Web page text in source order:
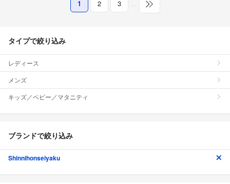
1 2 3 …
タイプで絞り込み
レディース
メンズ
キッズ／ベビー／マタニティ
ブランドで絞り込み
Shinnihonseiyaku